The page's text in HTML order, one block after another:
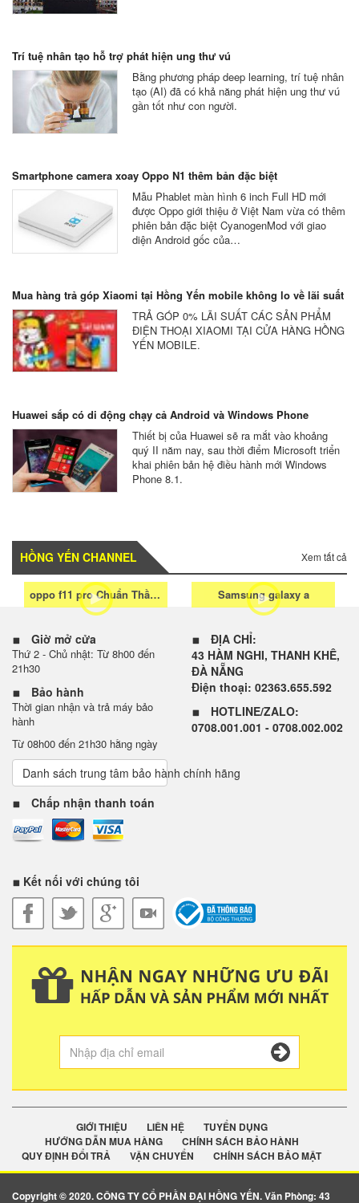
Trí tuệ nhân tạo hỗ trợ phát hiện ung thư vú
Bằng phương pháp deep learning, trí tuệ nhân
tạo (AI) đã có khả năng phát hiện ung thư vú
gần tốt như con người.
Smartphone camera xoay Oppo N1 thêm bản đặc biệt
Mẫu Phablet màn hình 6 inch Full HD mới
được Oppo giới thiệu ở Việt Nam vừa có thêm
phiên bản đặc biệt CyanogenMod với giao
diện Android gốc của…
Mua hàng trả góp Xiaomi tại Hồng Yến mobile không lo về lãi suất
TRẢ GÓP 0% LÃI SUẤT CÁC SẢN PHẨM
ĐIỆN THOẠI XIAOMI TẠI CỬA HÀNG HỒNG
YẾN MOBILE.
Huawei sắp có di động chạy cả Android và Windows Phone
Thiết bị của Huawei sẽ ra mắt vào khoảng
quý II năm nay, sau thời điểm Microsoft triển
khai phiên bản hệ điều hành mới Windows
Phone 8.1.
HỒNG YẾN CHANNEL Xem tất cả
oppo f11 pro Chuẩn Thần Thái Sáng Chân Dung Samsung galaxy a
Giờ mở cửa
Thứ 2 - Chủ nhật: Từ 8h00 đến
21h30
Bảo hành
Thời gian nhận và trả máy bảo
hành
Từ 08h00 đến 21h30 hằng ngày
Danh sách trung tâm bảo hành chính hãng
Chấp nhận thanh toán
ĐỊA CHỈ:
43 HÀM NGHI, THANH KHÊ,
ĐÀ NẴNG
Điện thoại: 02363.655.592
HOTLINE/ZALO:
0708.001.001 - 0708.002.002
Kết nối với chúng tôi
GIỚI THIỆU LIÊN HỆ
TUYỂN DỤNG
HƯỚNG DẪN MUA HÀNG
CHÍNH SÁCH BẢO HÀNH
QUY ĐỊNH ĐỔI TRẢ
VẬN CHUYỂN CHÍNH SÁCH BẢO MẬT
Copyright © 2020. CÔNG TY CỔ PHẦN ĐẠI HỒNG YẾN. Văn Phòng: 43